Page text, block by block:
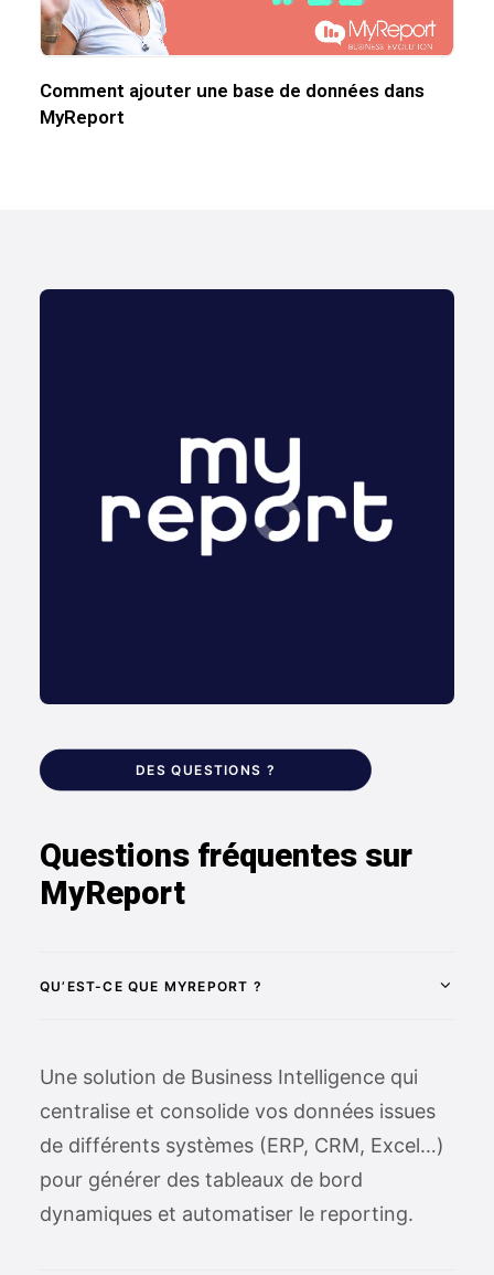
Comment ajouter une base de données dans
MyReport
DES QUESTIONS ?
Questions fréquentes sur
MyReport
QU’EST-CE QUE MYREPORT ?
Une solution de Business Intelligence qui
centralise et consolide vos données issues
de différents systèmes (ERP, CRM, Excel…)
pour générer des tableaux de bord
dynamiques et automatiser le reporting.